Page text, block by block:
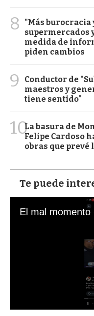
8
"Más burocracia
supermercados
medida de
piden cambios
9
Conductor de
maestros y
tiene sentido"
10La basura de
Felipe Cardoso
obras que prevé
Te puede